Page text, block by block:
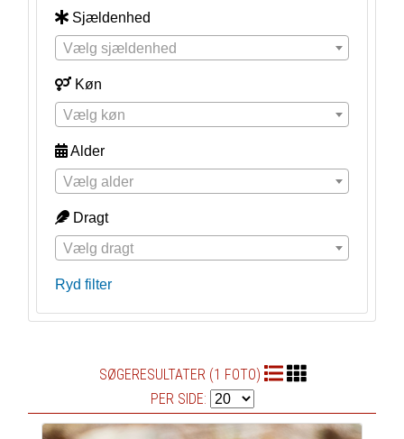
Sjældenhed
Vælg sjældenhed
Køn
Vælg køn
Alder
Vælg alder
Dragt
Vælg dragt
Ryd filter
SØGERESULTATER (1 FOTO)
PER SIDE: